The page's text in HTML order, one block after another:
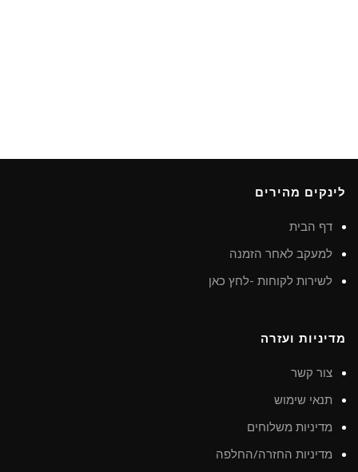
לינקים מהירים
דף הבית
למעקב לאחר הזמנה
לשירות לקוחות -לחץ כאן
מדיניות ועזרה
צור קשר
תנאי שימוש
מדיניות משלוחים
מדיניות החזרה/החלפה